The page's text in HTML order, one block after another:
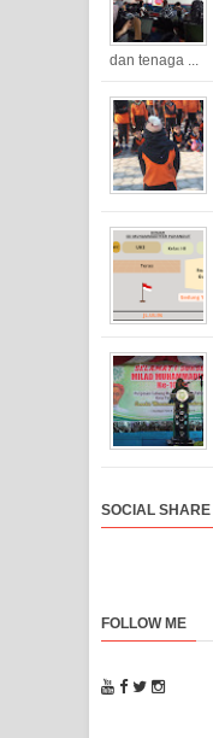
dan tenaga ...
SOCIAL SHARE
FOLLOW ME